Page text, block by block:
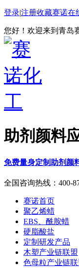
登录|注册收藏赛诺在
您好！欢迎来到青岛
助剂颜料
免费量身定制助剂颜
全国咨询热线： 400-
赛诺首页
聚乙烯蜡
EBS、酰胺蜡
硬脂酸盐
定制研发产品
木塑产业链联盟
色母粒产业链联